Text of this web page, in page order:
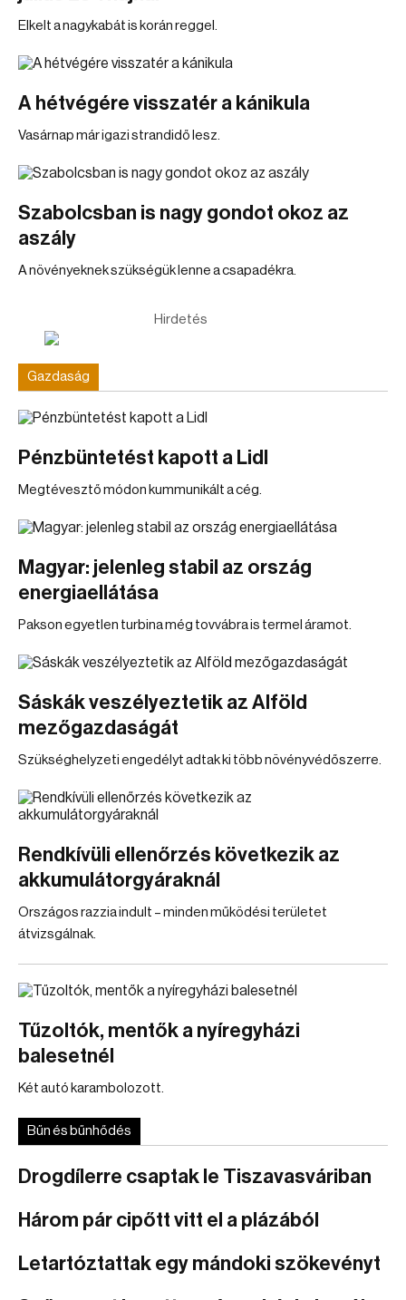
Elkelt a nagykabát is korán reggel.
A hétvégére visszatér a kánikula
Vasárnap már igazi strandidő lesz.
Szabolcsban is nagy gondot okoz az
aszály
A növényeknek szükségük lenne a csapadékra.
Hirdetés
Gazdaság
Pénzbüntetést kapott a Lidl
Megtévesztő módon kummunikált a cég.
Magyar: jelenleg stabil az ország
energiaellátása
Pakson egyetlen turbina még tovvábra is termel áramot.
Sáskák veszélyeztetik az Alföld
mezőgazdaságát
Szükséghelyzeti engedélyt adtak ki több növényvédőszerre.
Rendkívüli ellenőrzés következik az
akkumulátorgyáraknál
Országos razzia indult – minden működési területet
átvizsgálnak.
Tűzoltók, mentők a nyíregyházi
balesetnél
Két autó karambolozott.
Bűn és bűnhődés
Drogdílerre csaptak le Tiszavasváriban
Három pár cipőtt vitt el a plázából
Letartóztattak egy mándoki szökevényt